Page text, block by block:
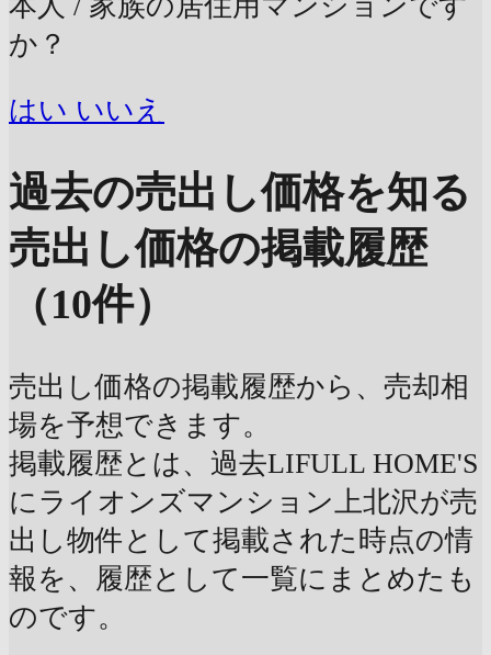
か？
はい いいえ
過去の売出し価格を知る
売出し価格の掲載履歴
（10件）
売出し価格の掲載履歴から、売却相
場を予想できます。
掲載履歴とは、過去LIFULL HOME'S
にライオンズマンション上北沢が売
出し物件として掲載された時点の情
報を、履歴として一覧にまとめたも
のです。